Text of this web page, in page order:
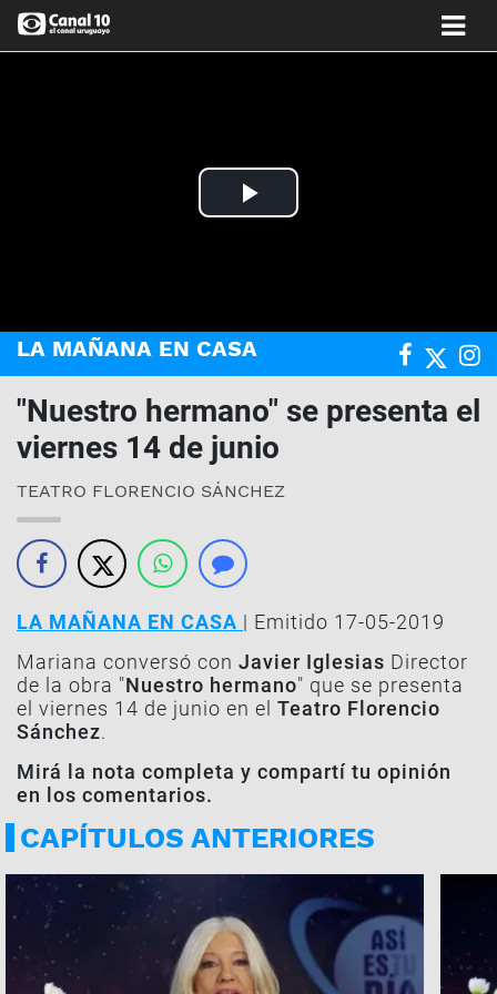
Play
LA MAÑANA EN CASA
"Nuestro hermano" se presenta el
viernes 14 de junio
TEATRO FLORENCIO SÁNCHEZ
LA MAÑANA EN CASA | Emitido 17-05-2019
Mariana conversó con Javier Iglesias Director
de la obra "Nuestro hermano" que se presenta
el viernes 14 de junio en el Teatro Florencio
Sánchez.
Mirá la nota completa y compartí tu opinión
en los comentarios.
CAPÍTULOS ANTERIORES